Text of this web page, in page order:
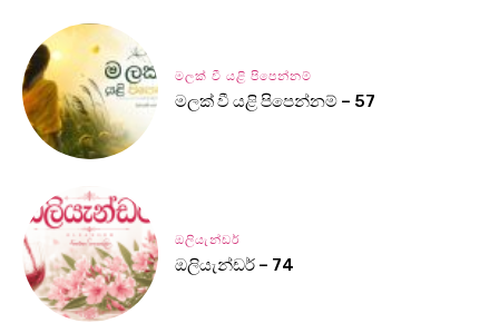
මලක් වී යළි පිපෙන්නම්
මලක් වී යළි පිපෙන්නම් – 57
ඔලියැන්ඩර්
ඔලියැන්ඩර් – 74